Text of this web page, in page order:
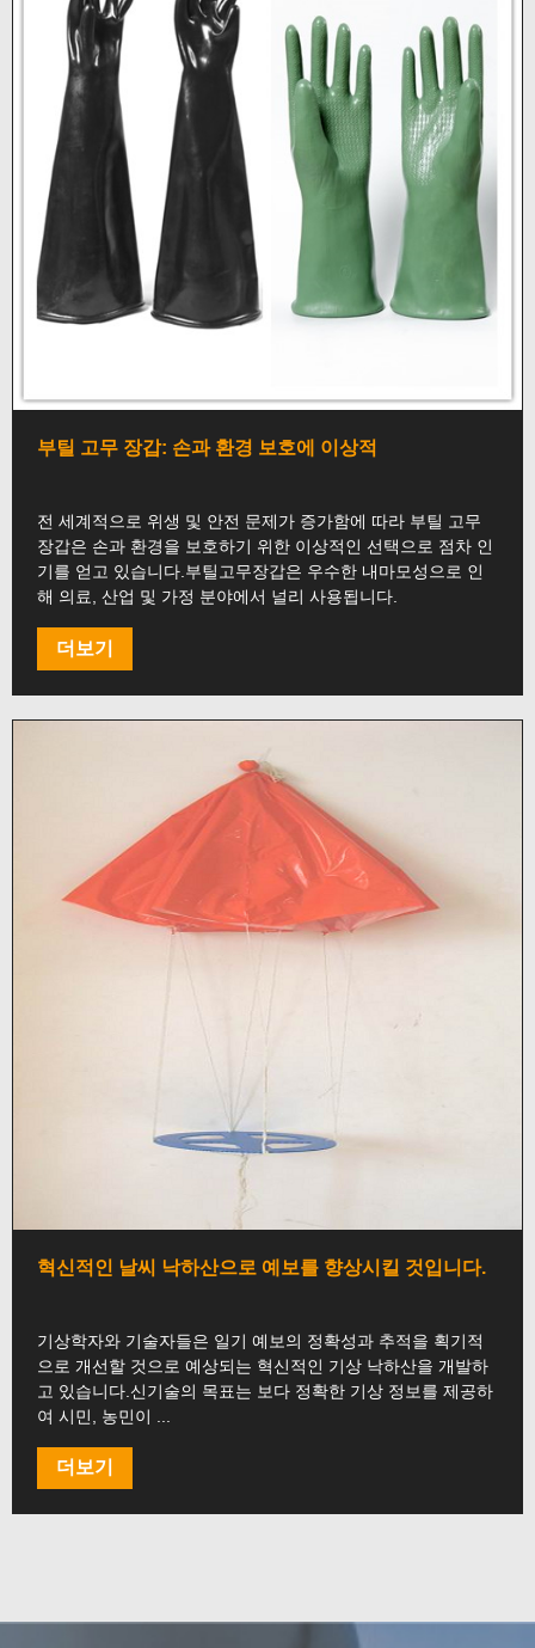
부틸 고무 장갑: 손과 환경 보호에 이상적
전 세계적으로 위생 및 안전 문제가 증가함에 따라 부틸 고무
장갑은 손과 환경을 보호하기 위한 이상적인 선택으로 점차 인
기를 얻고 있습니다.부틸고무장갑은 우수한 내마모성으로 인
해 의료, 산업 및 가정 분야에서 널리 사용됩니다.
더보기
혁신적인 날씨 낙하산으로 예보를 향상시킬 것입니다.
기상학자와 기술자들은 일기 예보의 정확성과 추적을 획기적
으로 개선할 것으로 예상되는 혁신적인 기상 낙하산을 개발하
고 있습니다.신기술의 목표는 보다 정확한 기상 정보를 제공하
여 시민, 농민이 ...
더보기